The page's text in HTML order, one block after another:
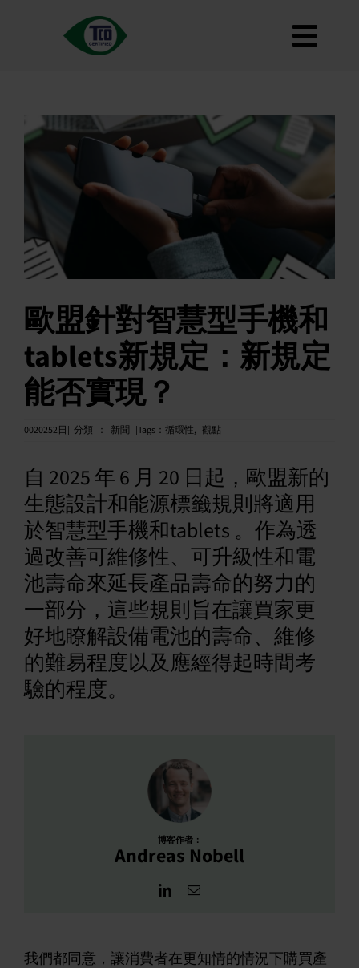
切
導
覽
如何使用
道路地圖
Product Finder
聯繫我們
我的帳戶
搜索
中文 (繁體)
歐盟針對智慧型手機和
tablets新規定：新規定
能否實現？
0020252日| 分類 ： 新聞 |Tags ： 循環性, 觀點 |
自 2025 年 6 月 20 日起，歐盟新的
生態設計和能源標籤規則將適用
於智慧型手機和tablets 。作為透
過改善可維修性、可升級性和電
池壽命來延長產品壽命的努力的
一部分，這些規則旨在讓買家更
好地瞭解設備電池的壽命、維修
的難易程度以及應經得起時間考
驗的程度。
博客作者：
Andreas Nobell
我們都同意，讓消費者在更知情的情況下購買產